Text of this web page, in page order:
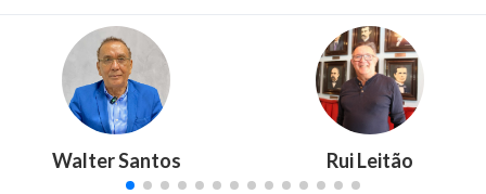
Walter Santos Rui Leitão